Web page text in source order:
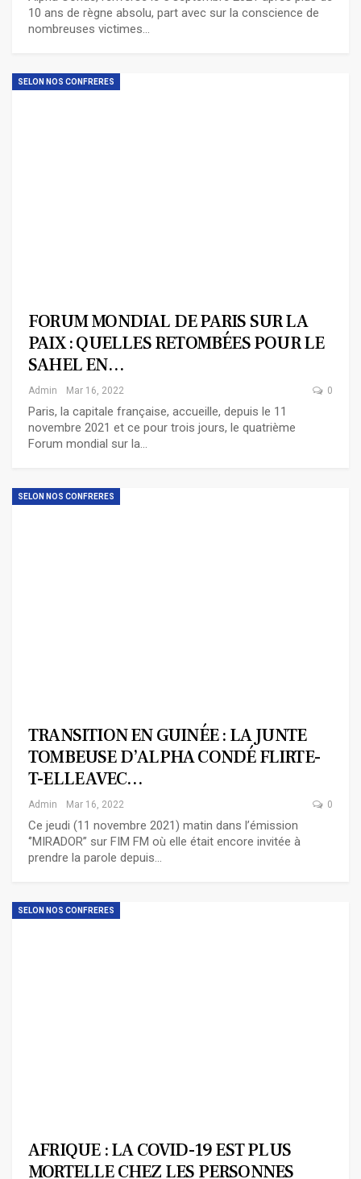
10 ans de règne absolu, part avec sur la conscience de
nombreuses victimes…
SELON NOS CONFRERES
FORUM MONDIAL DE PARIS SUR LA
PAIX : QUELLES RETOMBÉES POUR LE
SAHEL EN…
Admin Mar 16, 2022 0
Paris, la capitale française, accueille, depuis le 11
novembre 2021 et ce pour trois jours, le quatrième
Forum mondial sur la…
SELON NOS CONFRERES
TRANSITION EN GUINÉE : LA JUNTE
TOMBEUSE D’ALPHA CONDÉ FLIRTE-
T-ELLE AVEC…
Admin Mar 16, 2022 0
Ce jeudi (11 novembre 2021) matin dans l’émission
‘’MIRADOR’’ sur FIM FM où elle était encore invitée à
prendre la parole depuis…
SELON NOS CONFRERES
AFRIQUE : LA COVID-19 EST PLUS
MORTELLE CHEZ LES PERSONNES